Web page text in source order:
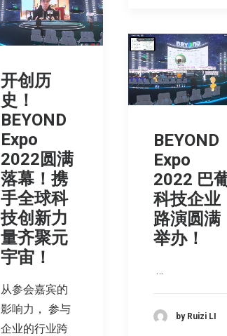
开创历
史！
BEYOND
Expo
2022圆满
落幕！携
手全球科
技创新力
量齐聚元
宇宙！
从参会嘉宾的
影响力， 参与
企业的行业跨
BEYOND
Expo
2022 巴
科技企业
路演圆满
举办！
…
by Ruizi LI